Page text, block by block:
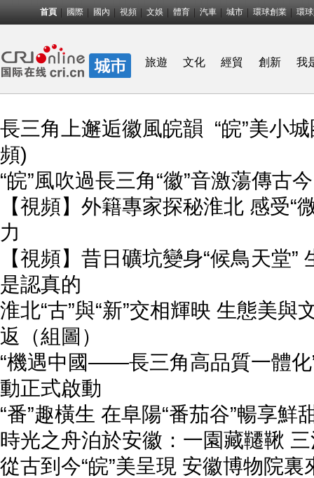
首頁 國際 國內 視頻 文娛 體育 汽車 城市 環球創業 環
旅遊 文化 經貿 創新 我
長三角上邂逅徽風皖韻  “皖”美小
頻)
“皖”風吹過長三角“徽”音激蕩傳古今
【視頻】外籍專家探秘淮北 感受“
力
【視頻】昔日礦坑變身“候鳥天堂”
是認真的
淮北“古”與“新”交相輝映 生態美與
返（組圖）
“機遇中國——長三角高品質一體化
動正式啟動
“番”趣橫生 在阜陽“番茄谷”暢享鮮
時光之舟泊於安徽：一園藏韆鞦
從古到今“皖”美呈現 安徽博物院裏